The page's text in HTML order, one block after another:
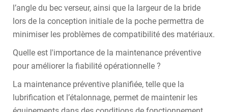
l’angle du bec verseur, ainsi que la largeur de la bride
lors de la conception initiale de la poche permettra de
minimiser les problèmes de compatibilité des matériaux.
Quelle est l'importance de la maintenance préventive
pour améliorer la fiabilité opérationnelle ?
La maintenance préventive planifiée, telle que la
lubrification et l’étalonnage, permet de maintenir les